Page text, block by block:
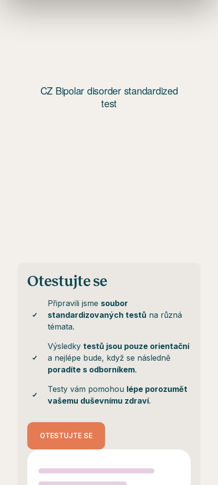
Otestujte se
Připravili jsme soubor
standardizovaných testů na různá
témata.
Výsledky testů jsou pouze orientační
a nejlépe bude, když se následně
poradíte s odborníkem.
Testy vám pomohou lépe porozumět
vašemu duševnímu zdraví.
OTESTUJTE SE